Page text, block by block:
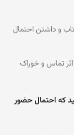
و داشتن احتمال
تماس و خوراک
که احتمال حضور